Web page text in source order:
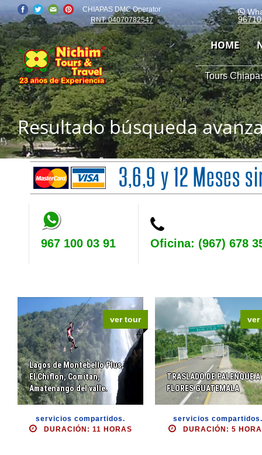
CHIAPAS DMC Operator
RNT: 04070782547
HOME
Tours
Resultado búsqueda
967 100 03 91 Oficina: (967) 678
ver tour
Lagos de Montebello Plus,
El Chiflon, Comitan,
Amatenango del valle.
servicios compartidos.
DURACIÓN: 11 HORAS
ver
TRASLADO DE PALENQUE A
FLORES GUATEMALA
servicios compartidos.
DURACIÓN: 5